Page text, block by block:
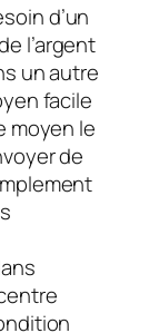
d’un
l’argent
un autre
facile
moyen le
de